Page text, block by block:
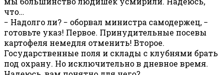
что…
− Надолго ли? − оборвал министра самодержец, −
готовьте указ! Первое. Принудительные посевы
картофеля немедля отменить! Второе.
Государственные поля и склады с клубнями брать
под охрану. Но исключительно в дневное время.